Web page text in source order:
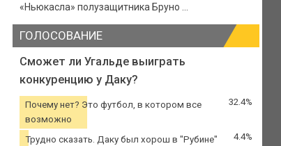
«Ньюкасла» полузащитника Бруно ...
ГОЛОСОВАНИЕ
Сможет ли Угальде выиграть
конкуренцию у Даку?
Почему нет? Это футбол, в котором все
возможно
32.4%
Трудно сказать. Даку был хорош в "Рубине" 4.4%